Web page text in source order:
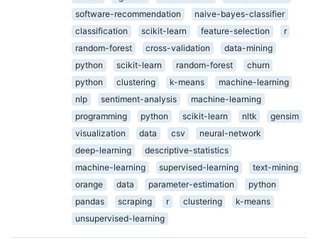
software-recommendation
naive-bayes-classifier
classification
scikit-learn feature-selection
r
random-forest
cross-validation
data-mining
python
scikit-learn random-forest
churn
python
clustering k-means
machine-learning
nlp
sentiment-analysis
machine-learning
programming
python scikit-learn nltk
gensim
visualization
data csv
neural-network
deep-learning
descriptive-statistics
machine-learning
supervised-learning
text-mining
orange
data parameter-estimation
python
pandas
scraping r clustering
k-means
unsupervised-learning